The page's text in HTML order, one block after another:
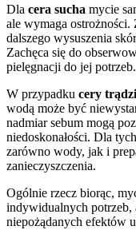
Dla cera sucha mycie
ale wymaga ostrożności.
dalszego wysuszenia
Zachęca się do
pielęgnacji do jej potrzeb.
W przypadku cery
wodą może być
nadmiar sebum mogą
niedoskonałości. Dla
zarówno wody, jak i
zanieczyszczenia.
Ogólnie rzecz biorąc,
indywidualnych potrzeb,
niepożądanych efektów